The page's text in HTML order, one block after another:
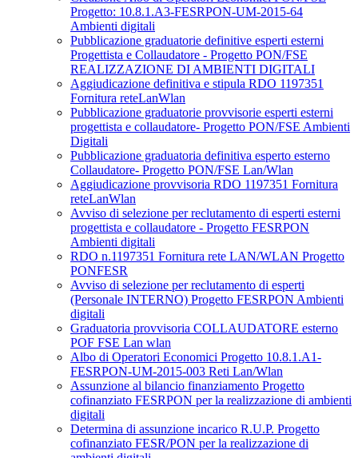
Progetto: 10.8.1.A3-FESRPON-UM-2015-64
Ambienti digitali
Pubblicazione graduatorie definitive esperti esterni
Progettista e Collaudatore - Progetto PON/FSE
REALIZZAZIONE DI AMBIENTI DIGITALI
Aggiudicazione definitiva e stipula RDO 1197351
Fornitura reteLanWlan
Pubblicazione graduatorie provvisorie esperti esterni
progettista e collaudatore- Progetto PON/FSE Ambienti
Digitali
Pubblicazione graduatoria definitiva esperto esterno
Collaudatore- Progetto PON/FSE Lan/Wlan
Aggiudicazione provvisoria RDO 1197351 Fornitura
reteLanWlan
Avviso di selezione per reclutamento di esperti esterni
progettista e collaudatore - Progetto FESRPON
Ambienti digitali
RDO n.1197351 Fornitura rete LAN/WLAN Progetto
PONFESR
Avviso di selezione per reclutamento di esperti
(Personale INTERNO) Progetto FESRPON Ambienti
digitali
Graduatoria provvisoria COLLAUDATORE esterno
POF FSE Lan wlan
Albo di Operatori Economici Progetto 10.8.1.A1-
FESRPON-UM-2015-003 Reti Lan/Wlan
Assunzione al bilancio finanziamento Progetto
cofinanziato FESRPON per la realizzazione di ambienti
digitali
Determina di assunzione incarico R.U.P. Progetto
cofinanziato FESR/PON per la realizzazione di